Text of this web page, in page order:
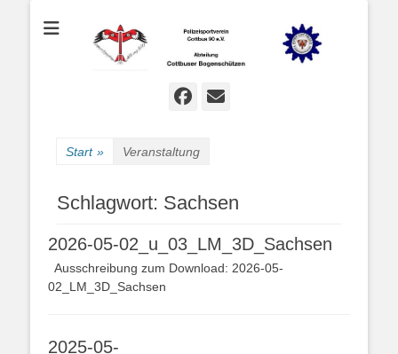
Cottbuser
Bogenschützen
Bogenschießen in Cottbus
Facebook
E-
Start » Veranstaltung
Schlagwort: Sachsen
2026-05-02_u_03_LM_3D_Sachsen
Ausschreibung zum Download: 2026-05-
02_LM_3D_Sachsen
2025-05-